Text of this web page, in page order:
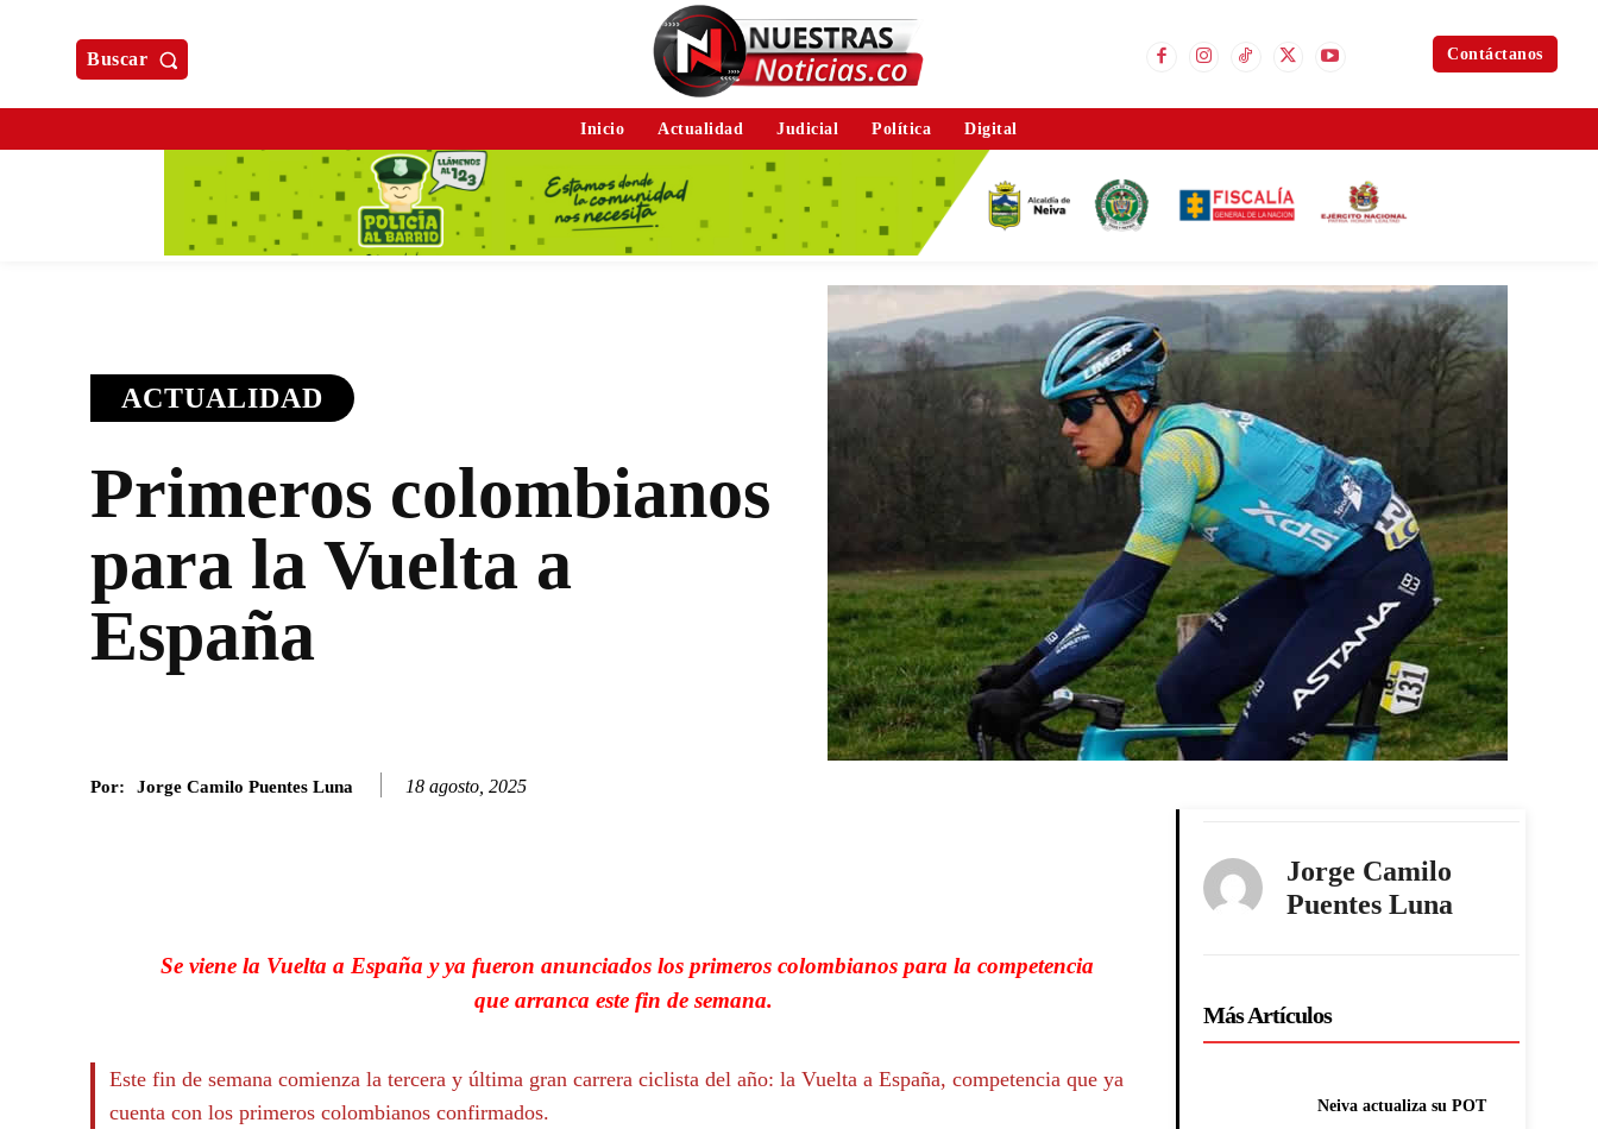
Buscar Contáctanos
Inicio Actualidad Judicial Política Digital
ACTUALIDAD
Primeros colombianos
para la Vuelta a
España
Por: Jorge Camilo Puentes Luna 18 agosto, 2025
Se viene la Vuelta a España y ya fueron anunciados los primeros colombianos para la competencia
que arranca este fin de semana.
Este fin de semana comienza la tercera y última gran carrera ciclista del año: la Vuelta a España, competencia que ya
cuenta con los primeros colombianos confirmados.
Jorge Camilo
Puentes Luna
Más Artículos
Neiva actualiza su POT